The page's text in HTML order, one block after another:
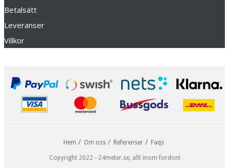
Betalsätt
Leveranser
Villkor
Hem Om oss Referenser Faqs
Copyright 2022 - 24meter.se, allt inom fordon!